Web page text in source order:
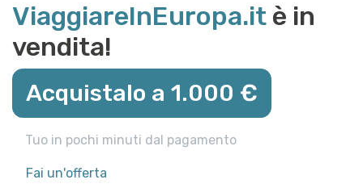
ViaggiareInEuropa.it è in
vendita!
Acquistalo a 1.000 €
Tuo in pochi minuti dal pagamento
Fai un'offerta